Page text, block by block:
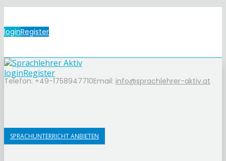
loginRegister
Telefon: +49-1758947710Email: info@sprachlehrer-aktiv.at
loginRegister
SPRACHUNTERRICHT ANBIETEN